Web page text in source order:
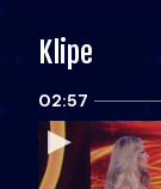
Klipe
02:57